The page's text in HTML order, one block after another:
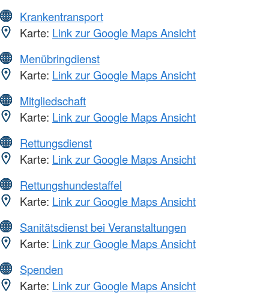
Krankentransport
Karte: Link zur Google Maps Ansicht
Menübringdienst
Karte: Link zur Google Maps Ansicht
Mitgliedschaft
Karte: Link zur Google Maps Ansicht
Rettungsdienst
Karte: Link zur Google Maps Ansicht
Rettungshundestaffel
Karte: Link zur Google Maps Ansicht
Sanitätsdienst bei Veranstaltungen
Karte: Link zur Google Maps Ansicht
Spenden
Karte: Link zur Google Maps Ansicht